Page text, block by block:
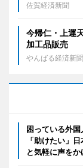
佐賀経済新聞
今帰仁・上運
加工品販売
やんばる経済新聞
困っている外
「助けたい」
と気軽に声をか